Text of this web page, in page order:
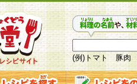
(例)トマト 豚肉